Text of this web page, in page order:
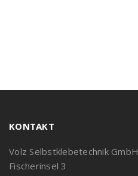
KONTAKT
Volz Selbstklebetechnik GmbH
Fischerinsel 3